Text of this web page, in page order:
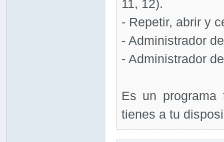
11, 12).
- Repetir, abrir y
- Administrador
- Administrador
Es un programa
tienes a tu